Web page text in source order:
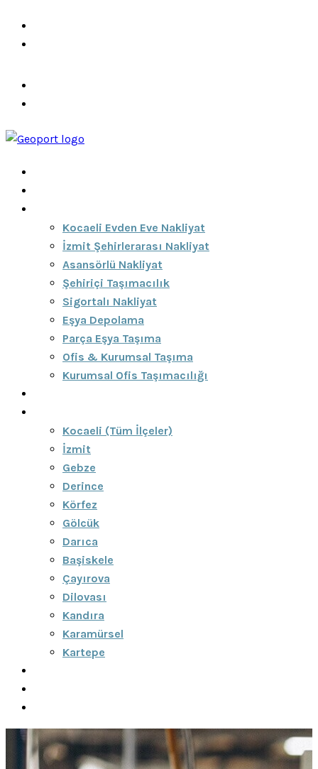
Kocaeli Evden Eve Nakliyat
İzmit Şehirlerarası Nakliyat
Asansörlü Nakliyat
Şehiriçi Taşımacılık
Sigortalı Nakliyat
Eşya Depolama
Parça Eşya Taşıma
Ofis & Kurumsal Taşıma
Kurumsal Ofis Taşımacılığı
Kocaeli (Tüm İlçeler)
İzmit
Gebze
Derince
Körfez
Gölcük
Darıca
Başiskele
Çayırova
Dilovası
Kandıra
Karamürsel
Kartepe